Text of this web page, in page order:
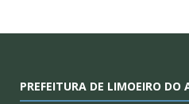
PREFEITURA DE LIMOEIRO DO